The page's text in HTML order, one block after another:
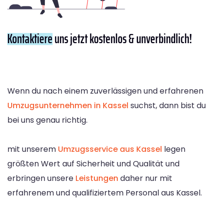
Kontaktiereuns jetzt kostenlos & unverbindlich!
Wenn du nach einem zuverlässigen und erfahrenen
Umzugsunternehmen in Kassel suchst, dann bist du
bei uns genau richtig.
mit unserem Umzugsservice aus Kassel legen
größten Wert auf Sicherheit und Qualität und
erbringen unsere Leistungen daher nur mit
erfahrenem und qualifiziertem Personal aus Kassel.